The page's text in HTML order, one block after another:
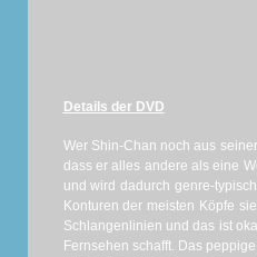
Details der DVD
Wer Shin-Chan noch aus
dass er alles andere als eine
und wird dadurch genre-
Konturen der meisten Köpfe
Schlangenlinien und das ist
Fernsehen schafft. Das